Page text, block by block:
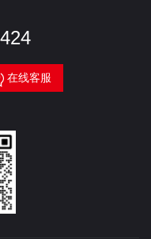
在线客服